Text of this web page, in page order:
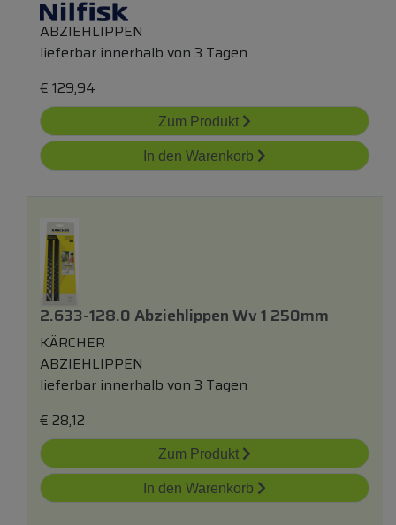
ABZIEHLIPPEN
lieferbar innerhalb von 3 Tagen
€ 129,94
Zum Produkt
In den Warenkorb
2.633-128.0 Abziehlippen Wv 1 250mm
KÄRCHER
ABZIEHLIPPEN
lieferbar innerhalb von 3 Tagen
€ 28,12
Zum Produkt
In den Warenkorb